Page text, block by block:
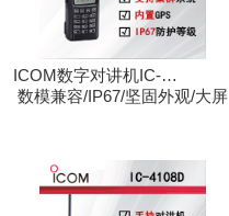
ICOM数字对讲机IC-
F3263DT/IC-F4263DT
数模兼容/IP67/坚固外观/大屏